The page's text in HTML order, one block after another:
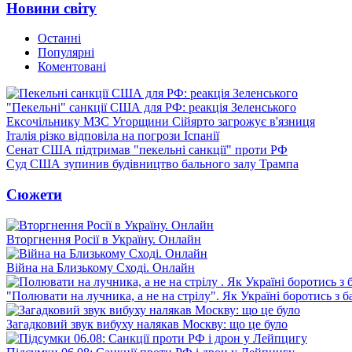
Новини світу
Останні
Популярні
Коментовані
"Пекельні" санкції США для РФ: реакція Зеленського
Ексочільнику МЗС Угорщини Сійярто загрожує в'язниця
Італія різко відповіла на погрози Іспанії
Сенат США підтримав "пекельні санкції" проти РФ
Суд США зупинив будівництво бального залу Трампа
Сюжети
Вторгнення Росії в Україну. Онлайн
Війна на Близькому Сході. Онлайн
"Полювати на лучника, а не на стрілу". Як Україні боротись з
Загадковий звук вибуху налякав Москву: що це було